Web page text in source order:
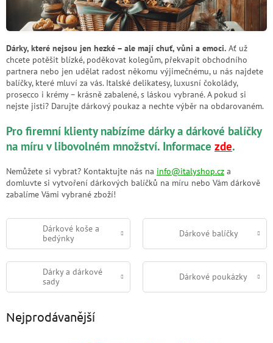
Dárky, které nejsou jen hezké – ale mají chuť, vůni a emoci. Ať už
chcete potěšit blízké, poděkovat kolegům, překvapit obchodního
partnera nebo jen udělat radost někomu výjimečnému, u nás najdete
balíčky, které mluví za vás. Italské delikatesy, luxusní čokolády,
prosecco i krémy – krásně zabalené, s láskou vybrané. A pokud si
nejste jisti? Darujte dárkový poukaz a nechte výběr na obdarovaném.
Pro firemní klienty nabízíme dárky a dárkové balíčky
na míru v libovolném množství. Informace zde.
Nemůžete si vybrat? Kontaktujte nás na info@italyshop.cz a
domluvte si vytvoření dárkových balíčků na míru nebo Vám dárkově
zabalíme Vámi vybrané zboží!
Dárkové koše a
bedýnky
Dárkové balíčky
Dárky a dárkové
sady
Dárkové poukázky
Nejprodávanější